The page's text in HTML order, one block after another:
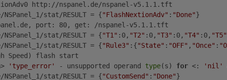
http://nspanel.de/nspanel-v5.1.1.tft
NSPanel_1/stat/RESULT = {"FlashNextionAdv" : "Done"}
port: 80, get: /nspanel-v5.1.1.tft
NSPanel_1/stat/RESULT = {"T1" :0, "T2" :0, "T3" :0, "T4" :0, "T5"
NSPanel_1/stat/RESULT = {"Rule3" :{"State" : "OFF" , "Once" :
Speed) flash start
'type_error' - unsupported operand type(s) for <: 'nil'
NSPanel_1/stat/RESULT = {"CustomSend" : "Done"}